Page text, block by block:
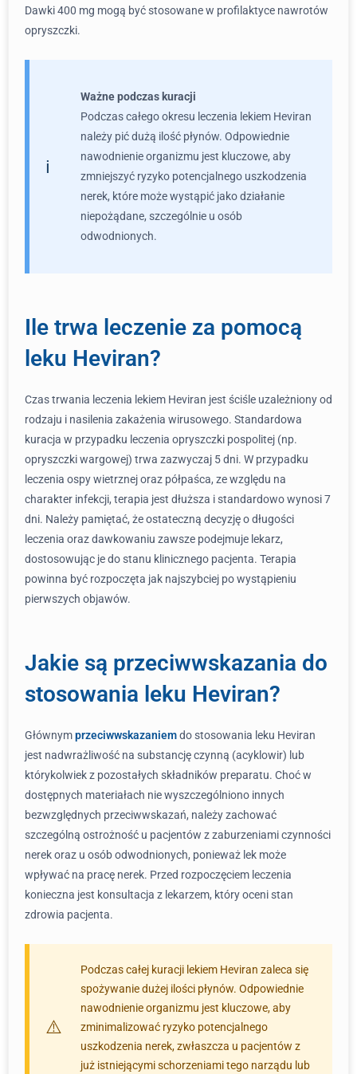
Dawki 400 mg mogą być stosowane w profilaktyce nawrotów
opryszczki.
Ważne podczas kuracji
Podczas całego okresu leczenia lekiem Heviran
należy pić dużą ilość płynów. Odpowiednie
nawodnienie organizmu jest kluczowe, aby
zmniejszyć ryzyko potencjalnego uszkodzenia
nerek, które może wystąpić jako działanie
niepożądane, szczególnie u osób
odwodnionych.
Ile trwa leczenie za pomocą
leku Heviran?
Czas trwania leczenia lekiem Heviran jest ściśle uzależniony od
rodzaju i nasilenia zakażenia wirusowego. Standardowa
kuracja w przypadku leczenia opryszczki pospolitej (np.
opryszczki wargowej) trwa zazwyczaj 5 dni. W przypadku
leczenia ospy wietrznej oraz półpaśca, ze względu na
charakter infekcji, terapia jest dłuższa i standardowo wynosi 7
dni. Należy pamiętać, że ostateczną decyzję o długości
leczenia oraz dawkowaniu zawsze podejmuje lekarz,
dostosowując je do stanu klinicznego pacjenta. Terapia
powinna być rozpoczęta jak najszybciej po wystąpieniu
pierwszych objawów.
Jakie są przeciwwskazania do
stosowania leku Heviran?
Głównymprzeciwwskazaniemdo stosowania leku Heviran
jest nadwrażliwość na substancję czynną (acyklowir) lub
którykolwiek z pozostałych składników preparatu. Choć w
dostępnych materiałach nie wyszczególniono innych
bezwzględnych przeciwwskazań, należy zachować
szczególną ostrożność u pacjentów z zaburzeniami czynności
nerek oraz u osób odwodnionych, ponieważ lek może
wpływać na pracę nerek. Przed rozpoczęciem leczenia
konieczna jest konsultacja z lekarzem, który oceni stan
zdrowia pacjenta.
Podczas całej kuracji lekiem Heviran zaleca się
spożywanie dużej ilości płynów. Odpowiednie
nawodnienie organizmu jest kluczowe, aby
zminimalizować ryzyko potencjalnego
uszkodzenia nerek, zwłaszcza u pacjentów z
już istniejącymi schorzeniami tego narządu lub